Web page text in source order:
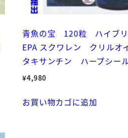
青魚の宝 120粒 ハイブリ
EPA スクワレン クリル
タキサンチン ハープシ
¥4,980
お買い物カゴに追加